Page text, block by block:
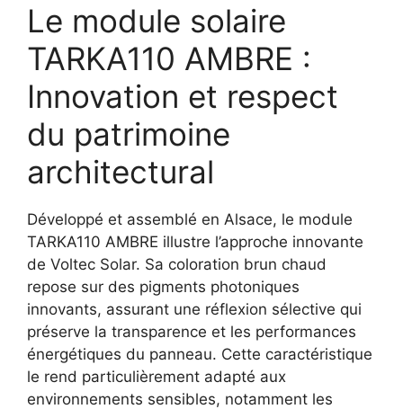
Le module solaire
TARKA110 AMBRE :
Innovation et respect
du patrimoine
architectural
Développé et assemblé en Alsace, le module
TARKA110 AMBRE illustre l’approche innovante
de Voltec Solar. Sa coloration brun chaud
repose sur des pigments photoniques
innovants, assurant une réflexion sélective qui
préserve la transparence et les performances
énergétiques du panneau. Cette caractéristique
le rend particulièrement adapté aux
environnements sensibles, notamment les